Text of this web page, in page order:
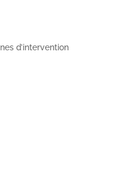
d’intervention